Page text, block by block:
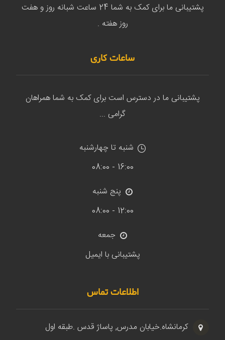
پشتیبانی ما برای کمک به شما 24 ساعت شبانه روز و هفت
روز هفته .
ساعات کاری
پشتیبانی ما در دسترس است برای کمک به شما همراهان
گرامی ...
شنبه تا چهارشنبه
16:00 - 08:00
پنج شنبه
12:00 - 08:00
جمعه
پشتیبانی با ایمیل
اطلاعات تماس
کرمانشاه.خیابان مدرس, پاساژ قدس .طبقه اول